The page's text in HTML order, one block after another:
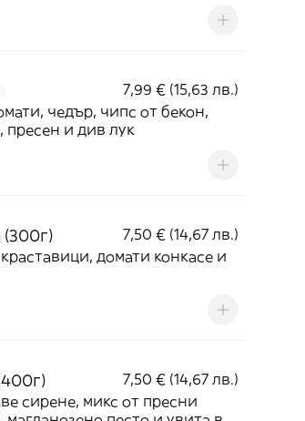
7,99 € (15,63 лв.)
чедър, чипс от бекон,
пресен и див лук
7,50 € (14,67 лв.)
домати конкасе и
7,50 € (14,67 лв.)
сирене, микс от пресни